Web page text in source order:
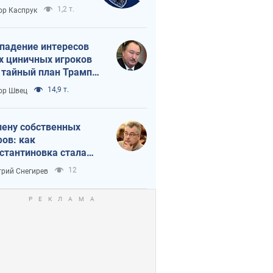
в
России
Каспрук 1,2 т.
интересов
циничных игроков
план Трампа
Швец 14,9 т.
собственных
как
стала
идеологической
для российских
Снегирев 12